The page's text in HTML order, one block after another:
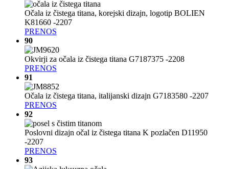
Očala iz čistega titana, korejski dizajn, logotip BOLIEN
K81660 -2207
PRENOS
90
Okvirji za očala iz čistega titana G7187375 -2208
PRENOS
91
Očala iz čistega titana, italijanski dizajn G7183580 -2207
PRENOS
92
Poslovni dizajn očal iz čistega titana K pozlačen D11950
-2207
PRENOS
93